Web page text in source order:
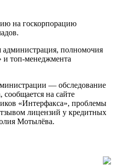
на госкорпорацию
администрация, полномочия
и топ-менеджмента
— обследование
на сайте
«Интерфакса», проблемы
лицензий у кредитных
Мотылёва.